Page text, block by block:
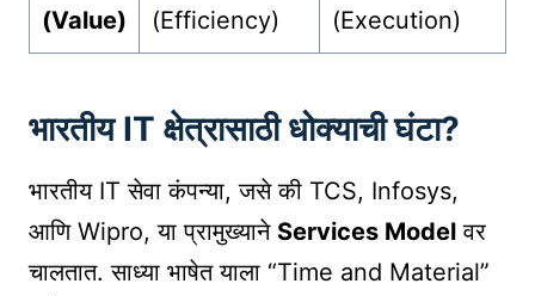
(Value)
(Efficiency)
(Execution)
भारतीय IT क्षेत्रासाठी धोक्याची घंटा?
भारतीय IT सेवा कंपन्या, जसे की TCS, Infosys,
आणि Wipro, या प्रामुख्याने Services Model वर
चालतात. साध्या भाषेत याला “Time and Material”